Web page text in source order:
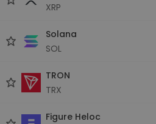
XRP
Solana
SOL
TRON
TRX
Figure Heloc